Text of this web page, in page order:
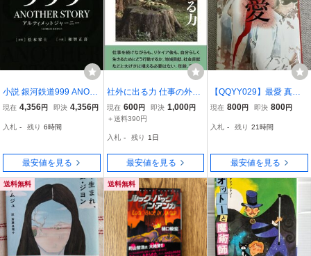
小説 銀河鉄道999 ANOT
HER STORY アルティメ
ト/和智正喜(著者),松
現在 4,356円 即決 4,356円
入札 - 残り 6時間
最安値を見る
社外に出る力 仕事の外で
人はもう一度成長する 人
生100年時代を輝かせる
現在 600円 即決 1,000円
＋送料390円
入札 - 残り 1日
最安値を見る
【QQYY029】最愛 真保
裕一 文春文庫
現在 800円 即決 800円
入札 - 残り 21時間
最安値を見る
送料無料 送料無料